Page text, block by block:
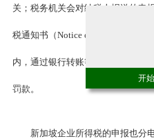
关；税务机关会对纳税人报送的申
税通知书（Notice of Assessment）
内，通过银行转账等方式缴纳税款
罚款。
新加坡企业所得税的申报也分
开